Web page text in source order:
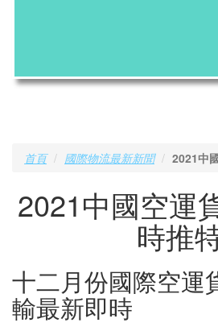
首頁 國際物流最新新聞 2021中
2021中國空運
時推
十二月份國際空運
輸最新即時